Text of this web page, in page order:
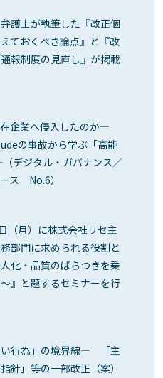
護士が執筆した『改正個
ておくべき論点』と『改
報制度の見直し』が掲載
企業へ侵入したのか―
の事故から学ぶ「高能
デジタル・ガバナンス／
ス No.6）
（月）に株式会社リセ主
部門に求められる役割と
化・品質のばらつきを乗
』と題するセミナーを行
い行為」の境界線― 「主
針」等の一部改正（案）